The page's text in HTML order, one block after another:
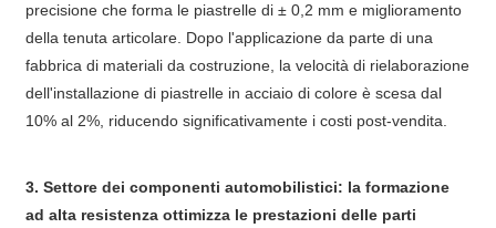
precisione che forma le piastrelle di ± 0,2 mm e miglioramento
della tenuta articolare. Dopo l'applicazione da parte di una
fabbrica di materiali da costruzione, la velocità di rielaborazione
dell'installazione di piastrelle in acciaio di colore è scesa dal
10% al 2%, riducendo significativamente i costi post-vendita.
3. Settore dei componenti automobilistici: la formazione
ad alta resistenza ottimizza le prestazioni delle parti